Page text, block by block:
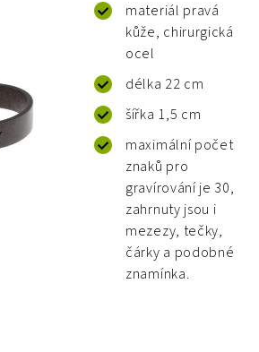
materiál pravá
kůže, chirurgická
ocel
délka 22 cm
šířka 1,5 cm
maximální počet
znaků pro
gravírování je 30,
zahrnuty jsou i
mezezy, tečky,
čárky a podobné
znamínka.